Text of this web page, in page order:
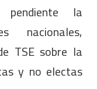
la
nacionales,
TSE sobre la
y no electas